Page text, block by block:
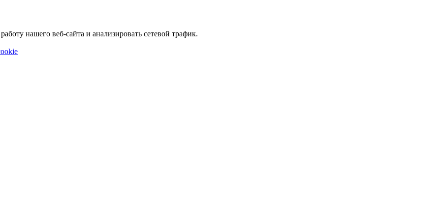
нашего веб-сайта и анализировать сетевой трафик.